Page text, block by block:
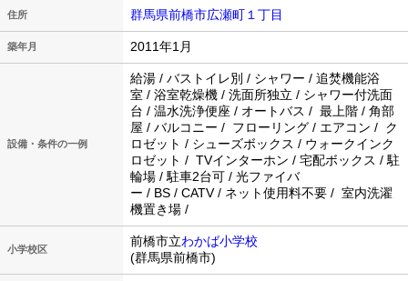
住所 群馬県前橋市広瀬町１丁目
築年月 2011年1月
設備・条件の一例
給湯 / バストイレ別 / シャワー / 追焚機能浴
室 / 浴室乾燥機 / 洗面所独立 / シャワー付洗面
台 / 温水洗浄便座 / オートバス / 最上階 / 角部
屋 / バルコニー / フローリング / エアコン / ク
ロゼット / シューズボックス / ウォークインク
ロゼット / TVインターホン / 宅配ボックス / 駐
輪場 / 駐車2台可 / 光ファイバ
ー / BS / CATV / ネット使用料不要 / 室内洗濯
機置き場 /
小学校区
前橋市立わかば小学校
(群馬県前橋市)